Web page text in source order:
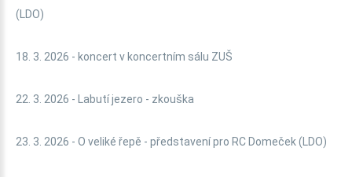
(LDO)
18. 3. 2026 - koncert v koncertním sálu ZUŠ
22. 3. 2026 - Labutí jezero - zkouška
23. 3. 2026 - O veliké řepě - představení pro RC Domeček (LDO)